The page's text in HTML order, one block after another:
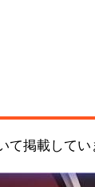
て掲載してい